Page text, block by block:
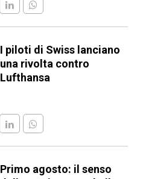
I piloti di Swiss lanciano
una rivolta contro
Lufthansa
Primo agosto: il senso